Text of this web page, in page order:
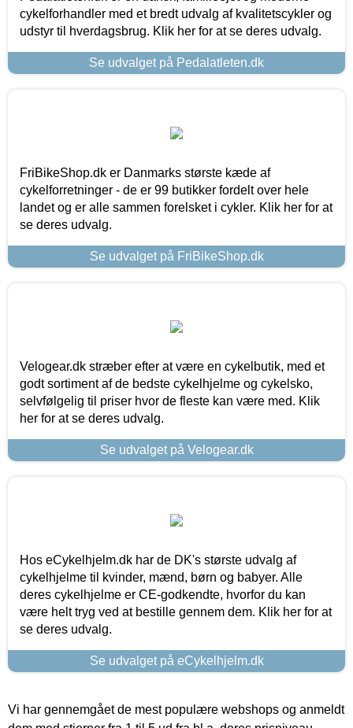
cykelforhandler med et bredt udvalg af kvalitetscykler og
udstyr til hverdagsbrug. Klik her for at se deres udvalg.
Se udvalget på Pedalatleten.dk
FriBikeShop.dk er Danmarks største kæde af
cykelforretninger - de er 99 butikker fordelt over hele
landet og er alle sammen forelsket i cykler. Klik her for at
se deres udvalg.
Se udvalget på FriBikeShop.dk
Velogear.dk stræber efter at være en cykelbutik, med et
godt sortiment af de bedste cykelhjelme og cykelsko,
selvfølgelig til priser hvor de fleste kan være med. Klik
her for at se deres udvalg.
Se udvalget på Velogear.dk
Hos eCykelhjelm.dk har de DK's største udvalg af
cykelhjelme til kvinder, mænd, børn og babyer. Alle
deres cykelhjelme er CE-godkendte, hvorfor du kan
være helt tryg ved at bestille gennem dem. Klik her for at
se deres udvalg.
Se udvalget på eCykelhjelm.dk
Vi har gennemgået de mest populære webshops og anmeldt